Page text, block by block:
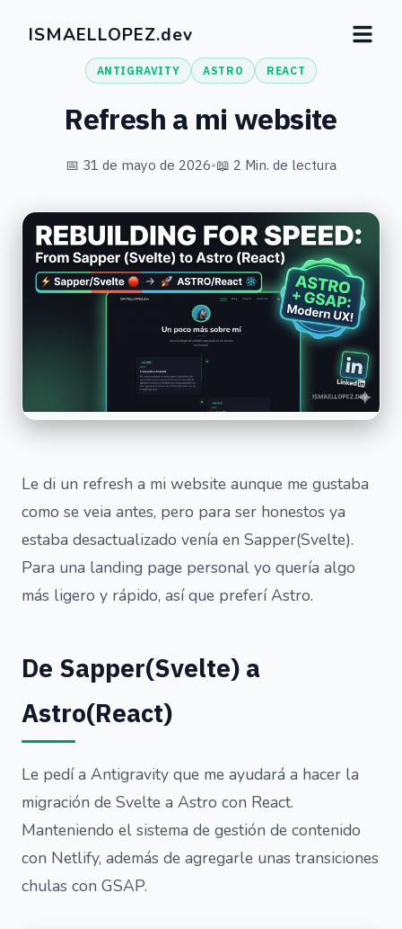
ISMAELLOPEZ.dev
ANTIGRAVITY ASTRO REACT
Refresh a mi website
📅 31 de mayo de 2026•📖 2 Min. de lectura
Le di un refresh a mi website aunque me gustaba
como se veia antes, pero para ser honestos ya
estaba desactualizado venía en Sapper(Svelte).
Para una landing page personal yo quería algo
más ligero y rápido, así que preferí Astro.
De Sapper(Svelte) a
Astro(React)
Le pedí a Antigravity que me ayudará a hacer la
migración de Svelte a Astro con React.
Manteniendo el sistema de gestión de contenido
con Netlify, además de agregarle unas transiciones
chulas con GSAP.